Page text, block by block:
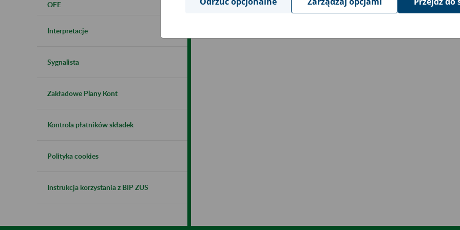
OFE
Interpretacje
Sygnalista
Zakładowe Plany Kont
Kontrola płatników składek
Polityka cookies
Instrukcja korzystania z BIP ZUS